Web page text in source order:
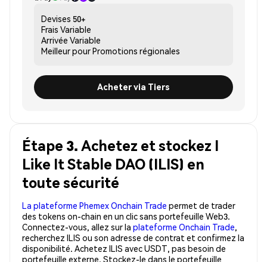
Devises 50+
Frais Variable
Arrivée Variable
Meilleur pourPromotions régionales
Acheter via Tiers
Étape 3. Achetez et stockez I
Like It Stable DAO (ILIS) en
toute sécurité
La plateforme Phemex Onchain Trade permet de trader
des tokens on-chain en un clic sans portefeuille Web3.
Connectez-vous, allez sur la plateforme Onchain Trade,
recherchez ILIS ou son adresse de contrat et confirmez la
disponibilité. Achetez ILIS avec USDT, pas besoin de
portefeuille externe. Stockez-le dans le portefeuille